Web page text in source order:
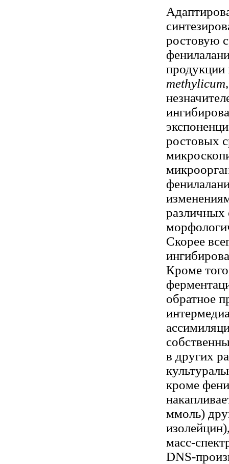
ростовую
продукции
methylicum
ростовых
различных
Скорее
Кроме
обратное
в других
кроме
ммоль)
масс-
DNS-